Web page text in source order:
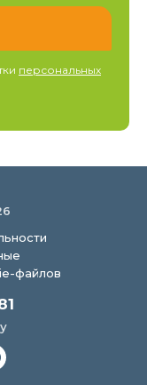
персональных
файлов